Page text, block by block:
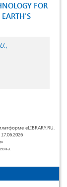
FOR
eLIBRARY.RU.